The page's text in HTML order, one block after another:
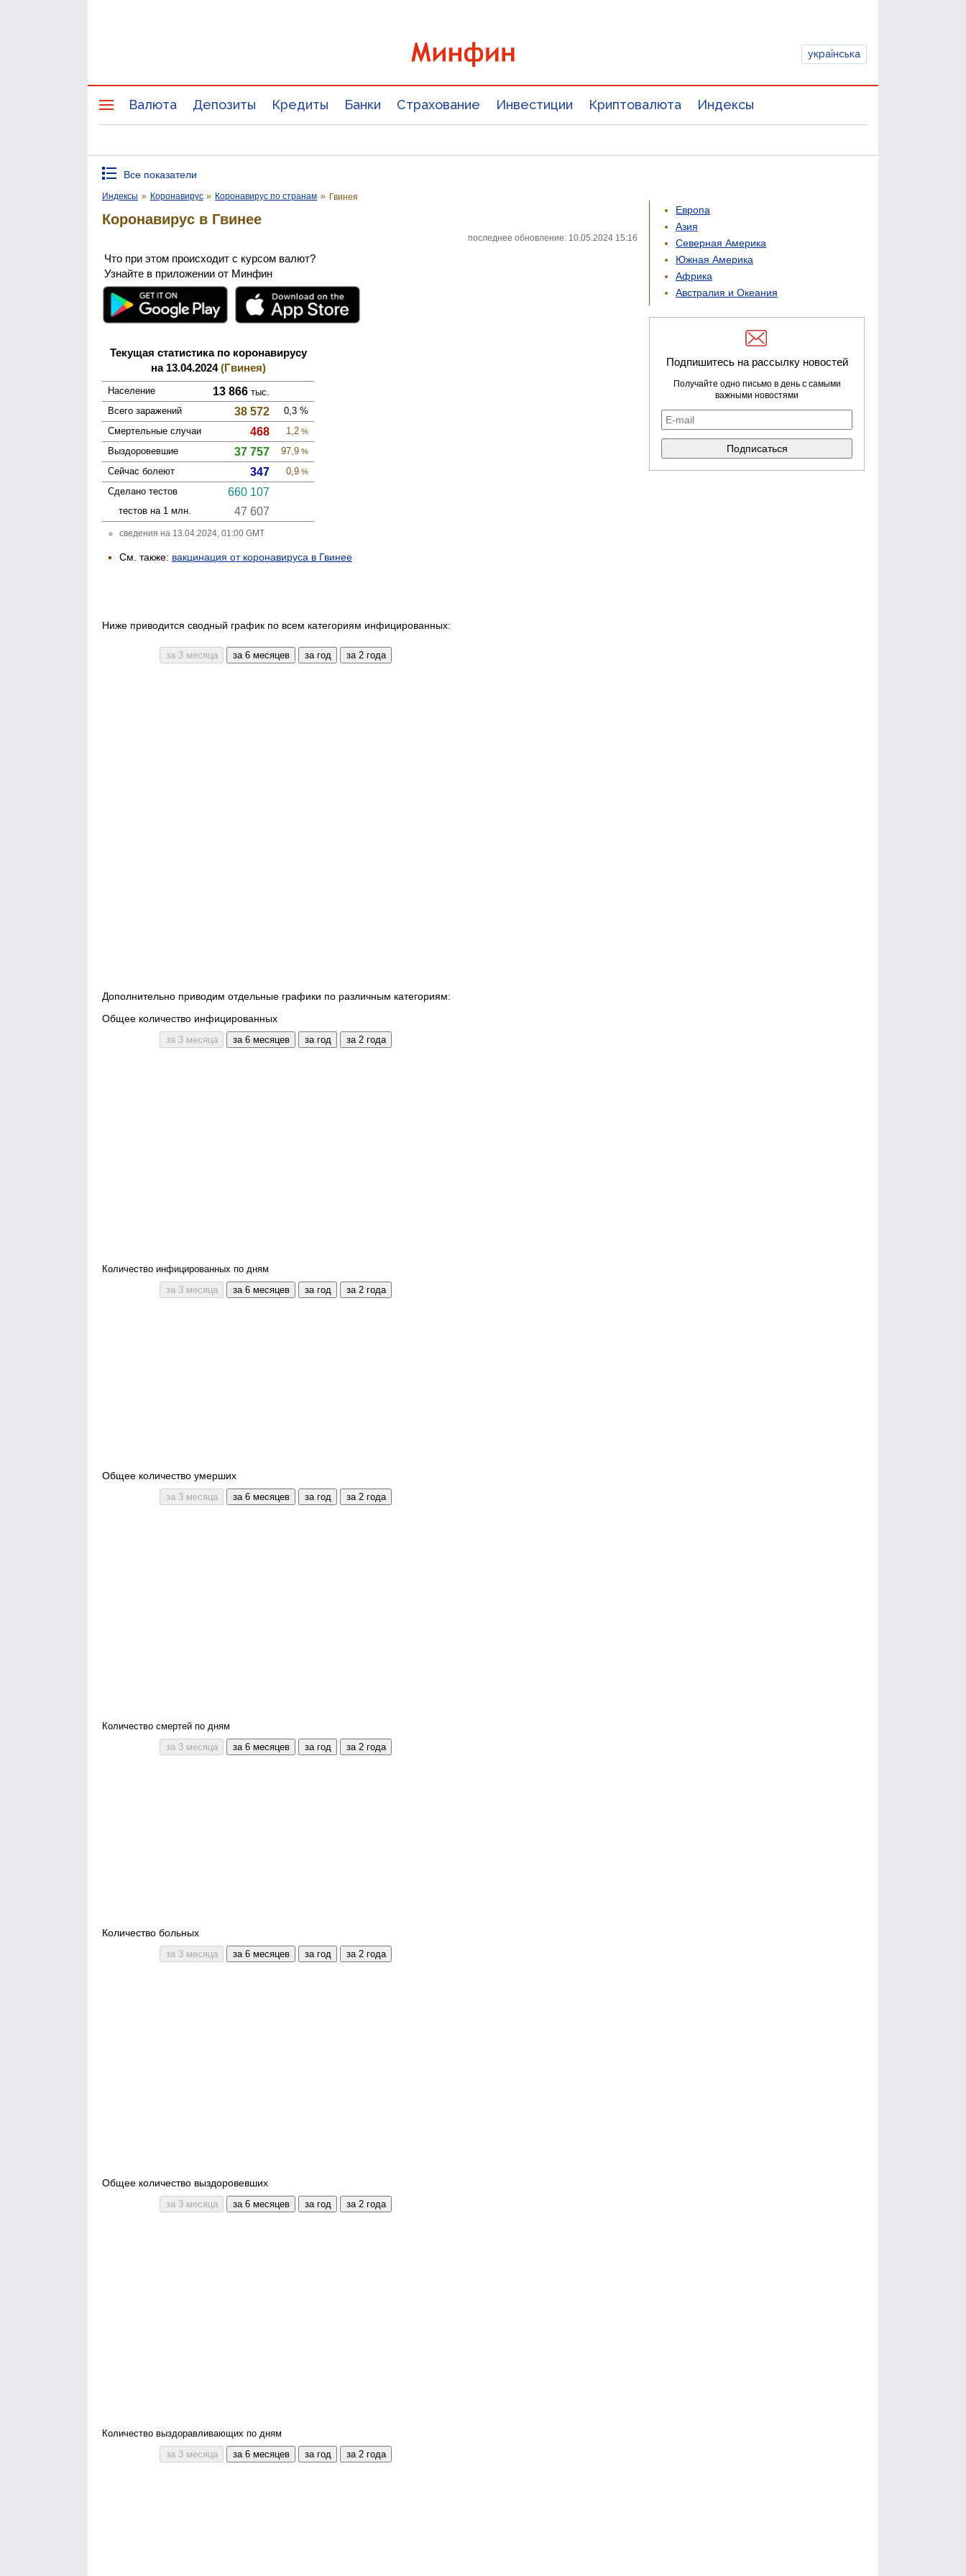
українська
Валюта Депозиты Кредиты Банки Страхование Инвестиции Криптовалюта Индексы
Все показатели
Индексы » Коронавирус » Коронавирус по странам » Гвинея
Коронавирус в Гвинее
последнее обновление: 10.05.2024 15:16
Что при этом происходит с курсом валют?
Узнайте в приложении от Минфин
Текущая статистика по коронавирусу
на 13.04.2024(Гвинея)
Население 13 866 тыс.
Всего зара­жений
38 572 0,3 %
Смер­тельные случаи
468 1,2 %
Выздоро­вевшие 37 757 97,9 %
Сейчас болеют 347 0,9 %
Сделано тестов 660 107
тестов на 1 млн. 47 607
сведения на 13.04.2024, 01:00 GMT
См. также: вакцинация от коронавируса в Гвинее
Ниже приводится сводный график по всем категориям инфицированных:
Дополнительно приводим отдельные графики по различным категориям:
Общее количество инфицированных
Количество инфицированных по дням
Общее количество умерших
Количество смертей по дням
Количество больных
Общее количество выздоровевших
Количество выздоравливающих по дням
Европа
Азия
Северная Америка
Южная Америка
Африка
Австралия и Океания
Подпишитесь на рассылку новостей
Получайте одно письмо в день с самыми
важными новостями